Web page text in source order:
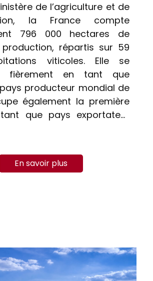
de l’agriculture et de
la France compte
796 000 hectares de
répartis sur 59
viticoles. Elle se
fièrement en tant que
producteur mondial de
également la première
que pays exportateur
significative à l’économie
: 17% de la production
en France, rapprochant
En savoir plus